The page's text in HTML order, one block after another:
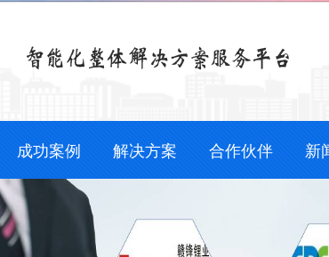
成功案例 解决方案 合作伙伴 新